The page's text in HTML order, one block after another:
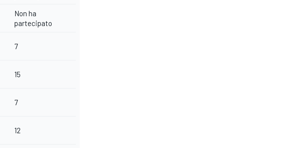
Non ha
partecipato
7
15
7
12